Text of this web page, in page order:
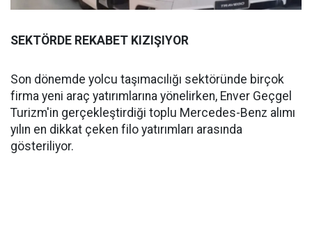
SEKTÖRDE REKABET KIZIŞIYOR
Son dönemde yolcu taşımacılığı sektöründe birçok
firma yeni araç yatırımlarına yönelirken, Enver Geçgel
Turizm'in gerçekleştirdiği toplu Mercedes-Benz alımı
yılın en dikkat çeken filo yatırımları arasında
gösteriliyor.